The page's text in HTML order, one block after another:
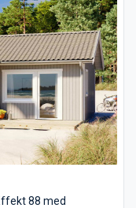
88 med